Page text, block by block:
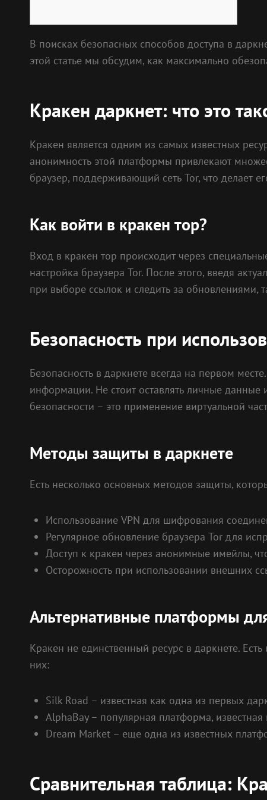
В поисках безопасных способов доступа в
этой статье мы обсудим, как максимально
Кракен даркнет: что это
Кракен является одним из самых известных
анонимность этой платформы привлекают
браузер, поддерживающий сеть Tor, что делает
Как войти в кракен тор?
Вход в кракен тор происходит через
настройка браузера Tor. После этого, введя
при выборе ссылок и следить за обновлениями,
Безопасность при
Безопасность в даркнете всегда на первом
информации. Не стоит оставлять личные
безопасности – это применение виртуальной
Методы защиты в даркнете
Есть несколько основных методов защиты,
Использование VPN для шифрования
Регулярное обновление браузера Tor для
Доступ к кракен через анонимные имейлы,
Осторожность при использовании внешних
Альтернативные платформы
Кракен не единственный ресурс в даркнете.
них:
Silk Road – известная как одна из первых
AlphaBay – популярная платформа,
Dream Market – еще одна из известных
Сравнительная таблица: